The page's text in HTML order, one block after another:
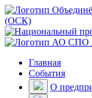
Главная
События
О